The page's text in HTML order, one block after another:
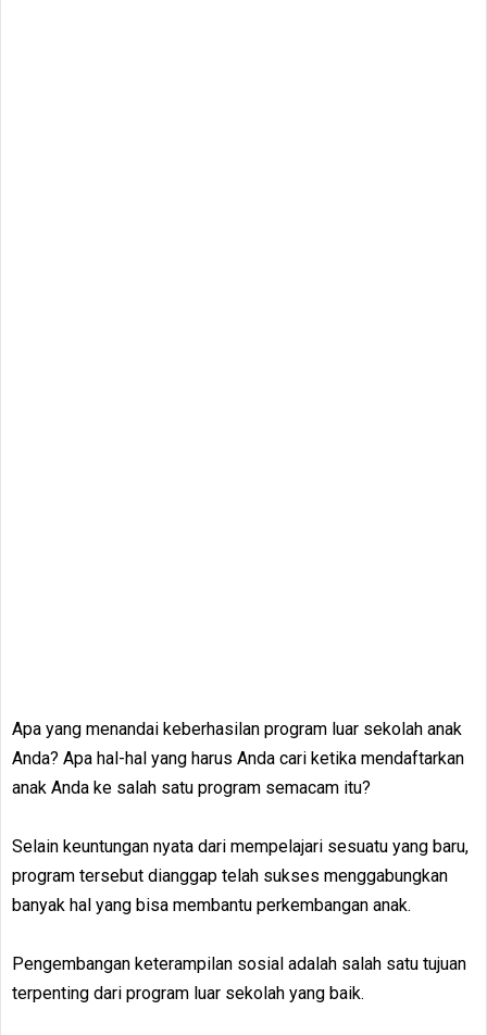
Apa yang menandai keberhasilan program luar sekolah anak
Anda? Apa hal-hal yang harus Anda cari ketika mendaftarkan
anak Anda ke salah satu program semacam itu?
Selain keuntungan nyata dari mempelajari sesuatu yang baru,
program tersebut dianggap telah sukses menggabungkan
banyak hal yang bisa membantu perkembangan anak.
Pengembangan keterampilan sosial adalah salah satu tujuan
terpenting dari program luar sekolah yang baik.